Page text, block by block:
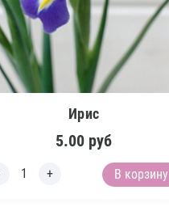
Ирис
5.00 руб
В корзину